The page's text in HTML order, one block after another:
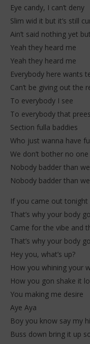
Eye candy, I can’t deny
Slim wid it but it’s still
Ain’t said nothing yet
Yeah they heard me
Yeah they heard me
Everybody here wants
Can’t be giving out the
To everybody I see
To everybody that prees
Section fulla baddies
Who just wanna have
We don’t bother no one
Nobody badder than we
Nobody badder than we
If you came out
That’s why your body
Came for the vibe and
That’s why your body
Hey you, what’s up?
How you whining your
How you gon shake it
You making me desire
Aye Aya
Boy you know say my
Buss down bring it up